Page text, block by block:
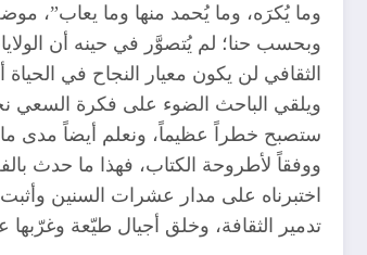
وما يُكرَه، وما يُحمد منها وما يعاب”،
وبحسب حنا؛ لم يُتصوَّر في حينه أن
الثقافي لن يكون معيار النجاح في
ويلقي الباحث الضوء على فكرة السعي نحو
ستصبح خطراً عظيماً، ونعلم أيضاً مدى
ووفقاً لأطروحة الكتاب، فهذا ما حدث
اختبرناه على مدار عشرات السنين وأثبت
تدمير الثقافة، وخلق أجيال طيّعة